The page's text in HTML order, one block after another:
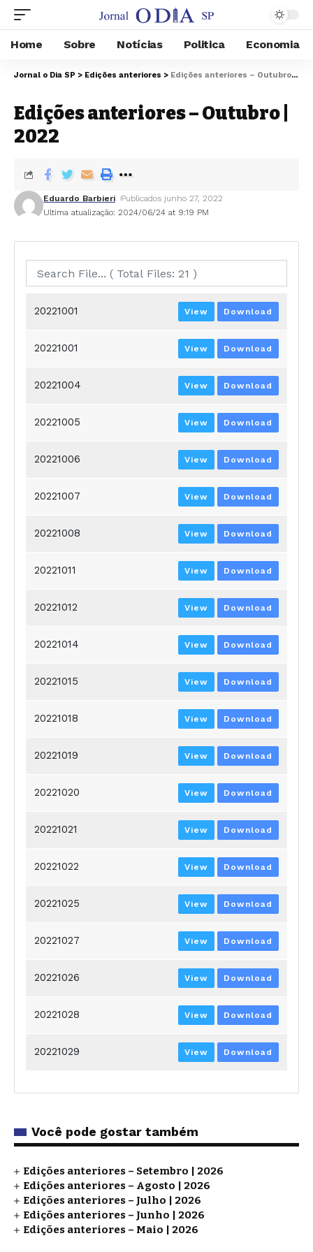
Home Sobre Notícias Politica Economia
Jornal o Dia SP > Edições anteriores > Edições anteriores – Outubro | 2022
Edições anteriores – Outubro |
2022
Ultima atualização: 2024/06/24 at 9:19 PM
Eduardo Barbieri Publicados junho 27, 2022
20221001 View Download
20221001 View Download
20221004 View Download
20221005 View Download
20221006 View Download
20221007 View Download
20221008 View Download
20221011 View Download
20221012 View Download
20221014 View Download
20221015 View Download
20221018 View Download
20221019 View Download
20221020 View Download
20221021 View Download
20221022 View Download
20221025 View Download
20221027 View Download
20221026 View Download
20221028 View Download
20221029 View Download
Você pode gostar também
Edições anteriores – Setembro | 2026
Edições anteriores – Agosto | 2026
Edições anteriores – Julho | 2026
Edições anteriores – Junho | 2026
Edições anteriores – Maio | 2026